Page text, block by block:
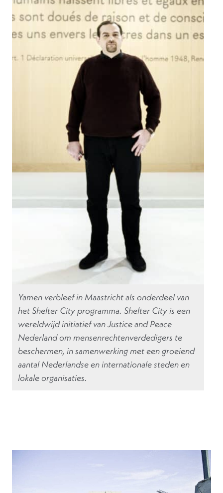
Yamen verbleef in Maastricht als onderdeel van
het Shelter City programma. Shelter City is een
wereldwijd initiatief van Justice and Peace
Nederland om mensenrechtenverdedigers te
beschermen, in samenwerking met een groeiend
aantal Nederlandse en internationale steden en
lokale organisaties.